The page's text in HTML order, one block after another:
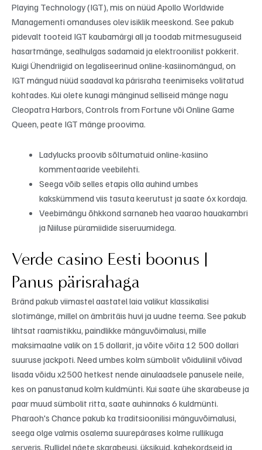
Playing Technology (IGT), mis on nüüd Apollo Worldwide
Managementi omanduses olev isiklik meeskond. See pakub
pidevalt tooteid IGT kaubamärgi all ja toodab mitmesuguseid
hasartmänge, sealhulgas sadamaid ja elektroonilist pokkerit.
Kuigi Ühendriigid on legaliseerinud online-kasiinomängud, on
IGT mängud nüüd saadaval ka pärisraha teenimiseks volitatud
kohtades. Kui olete kunagi mänginud selliseid mänge nagu
Cleopatra Harbors, Controls from Fortune või Online Game
Queen, peate IGT mänge proovima.
Ladylucks proovib sõltumatuid online-kasiino
kommentaaride veebilehti.
Seega võib selles etapis olla auhind umbes
kakskümmend viis tasuta keerutust ja saate 6x kordaja.
Veebimängu õhkkond sarnaneb hea vaarao hauakambri
ja Niiluse püramiidide siseruumidega.
Verde casino Eesti boonus |
Panus pärisrahaga
Bränd pakub viimastel aastatel laia valikut klassikalisi
slotimänge, millel on ämbritäis huvi ja uudne teema. See pakub
lihtsat raamistikku, paindlikke mänguvõimalusi, mille
maksimaalne valik on 15 dollarit, ja võite võita 12 500 dollari
suuruse jackpoti. Need umbes kolm sümbolit võiduliinil võivad
lisada võidu x2500 hetkest nende ainulaadsele panusele neile,
kes on panustanud kolm kuldmünti. Kui saate ühe skarabeuse ja
paar muud sümbolit ritta, saate auhinnaks 6 kuldmünti.
Pharaoh's Chance pakub ka traditsioonilisi mänguvõimalusi,
seega olge valmis osalema suurepärases kolme rullikuga
serveris. Rullidel näete skarabeusi, üksikuid, kahekordseid ja